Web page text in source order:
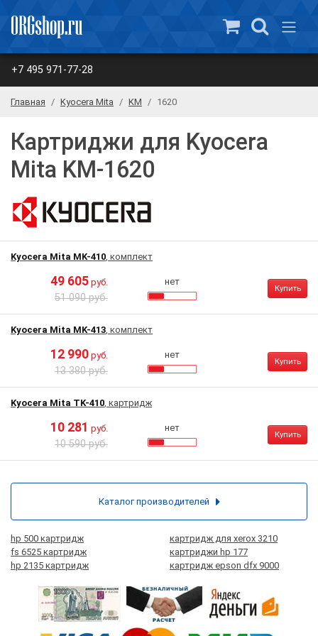
+7 495 971-77-28
Главная Kyocera Mita KM 1620
Картриджи для Kyocera
Mita KM-1620
Kyocera Mita MK-410, комплект
49 605 руб.
51 090 руб.
нет
Купить
Kyocera Mita MK-413, комплект
12 990 руб.
13 380 руб.
нет
Купить
Kyocera Mita TK-410, картридж
10 281 руб.
10 590 руб.
нет
Купить
hp 500 картридж
картридж для xerox 3210
fs 6525 картридж
картриджи hp 177
hp 2135 картридж
картридж epson dfx 9000